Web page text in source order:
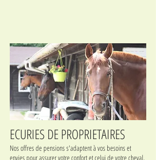
ECURIES DE PROPRIETAIRES
Nos offres de pensions s'adaptent à vos besoins et
envies pour assurer votre confort et celui de votre cheval.